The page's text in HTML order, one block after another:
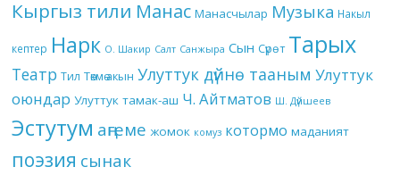
Кыргыз тили Манас Манасчылар Музыка Накыл
кептер Нарк О. Шакир Салт Санжыра Сын Сүрөт Тарых
Театр Тил Төкмө акын Улуттук дүйнө тааным Улуттук
оюндар Улуттук тамак-аш Ч. Айтматов Ш. Дүйшеев
Эстутум аңгеме жомок комуз котормо маданият
поэзия сынак